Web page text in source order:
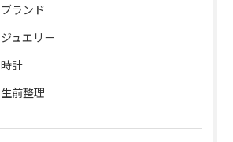
ブランド
ジュエリー
時計
生前整理